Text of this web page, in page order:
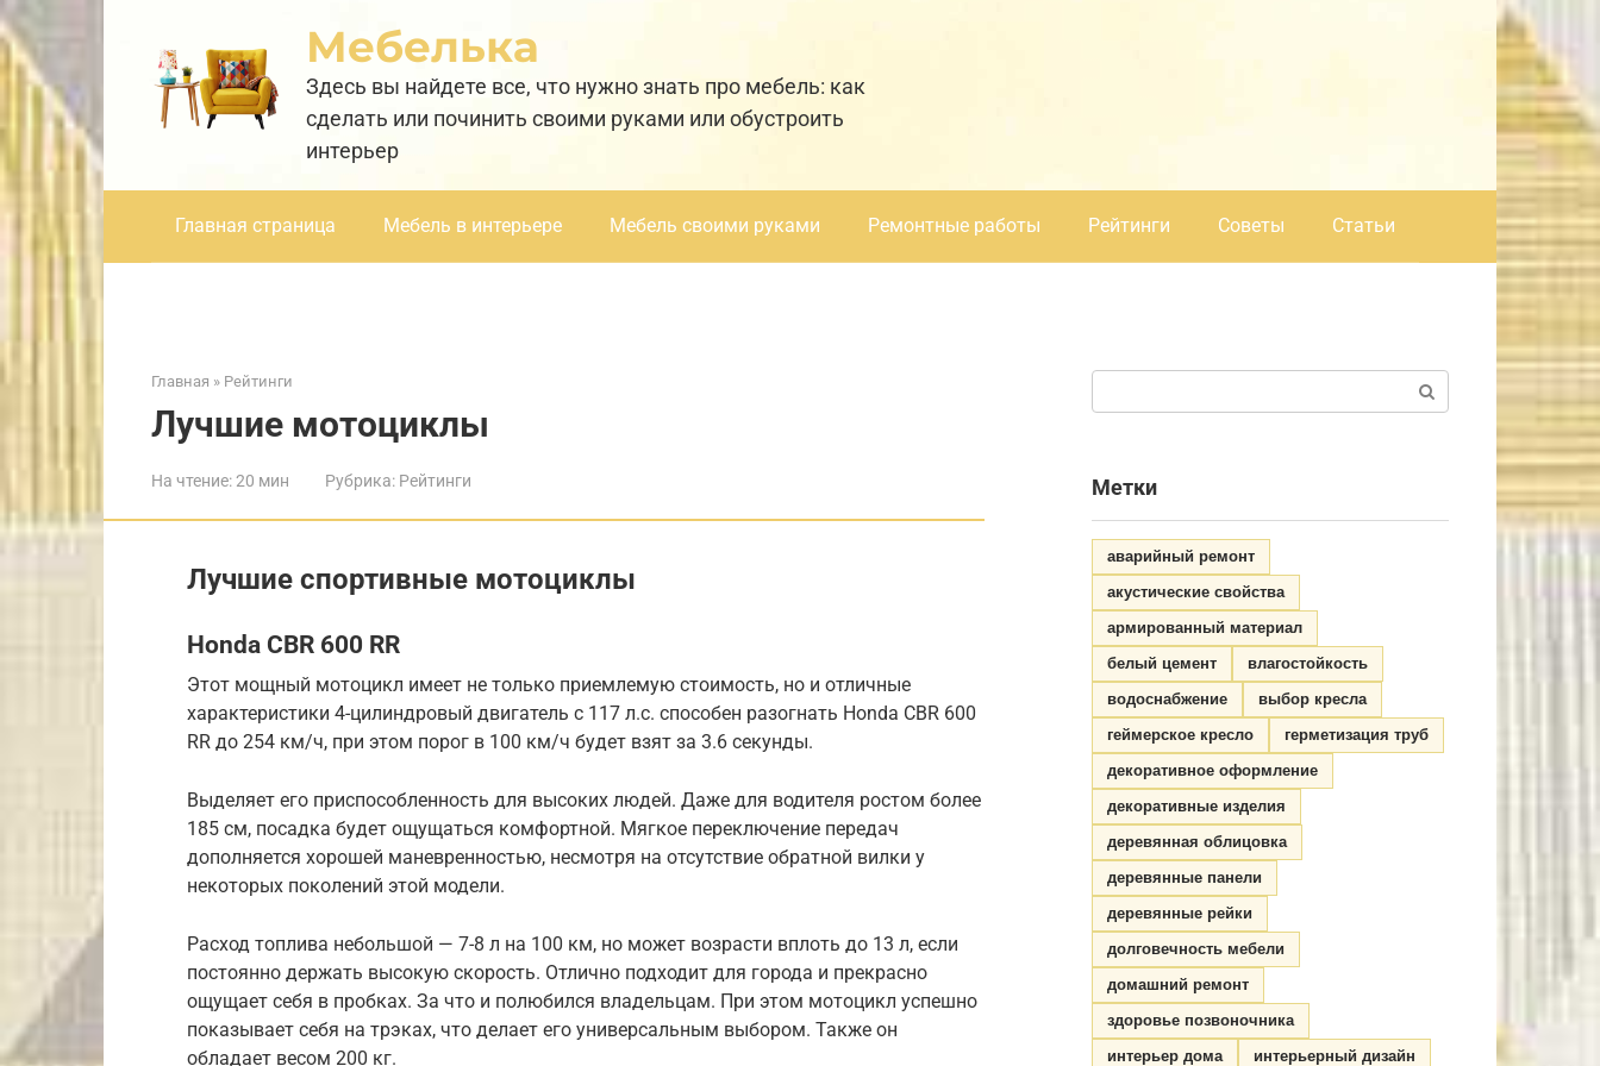
Перейти
к
контенту
Мебелька
Здесь вы найдете все, что нужно знать про мебель: как
сделать или починить своими руками или обустроить
интерьер
Главная страница Мебель в интерьере Мебель своими руками Ремонтные работы Рейтинги Советы Статьи
Главная » Рейтинги
Лучшие мотоциклы
На чтение:20 мин Рубрика: Рейтинги
Лучшие спортивные мотоциклы
Honda CBR 600 RR
Этот мощный мотоцикл имеет не только приемлемую стоимость, но и отличные
характеристики 4-цилиндровый двигатель с 117 л.с. способен разогнать Honda CBR 600
RR до 254 км/ч, при этом порог в 100 км/ч будет взят за 3.6 секунды.
Выделяет его приспособленность для высоких людей. Даже для водителя ростом более
185 см, посадка будет ощущаться комфортной. Мягкое переключение передач
дополняется хорошей маневренностью, несмотря на отсутствие обратной вилки у
некоторых поколений этой модели.
Расход топлива небольшой — 7-8 л на 100 км, но может возрасти вплоть до 13 л, если
постоянно держать высокую скорость. Отлично подходит для города и прекрасно
ощущает себя в пробках. За что и полюбился владельцам. При этом мотоцикл успешно
показывает себя на трэках, что делает его универсальным выбором. Также он
обладает весом 200 кг.
Метки
аварийный ремонт
акустические свойства
армированный материал
белый цемент
влагостойкость
водоснабжение
выбор кресла
геймерское кресло
герметизация труб
декоративное оформление
декоративные изделия
деревянная облицовка
деревянные панели
деревянные рейки
долговечность мебели
домашний ремонт
здоровье позвоночника
интерьер дома
интерьерный дизайн